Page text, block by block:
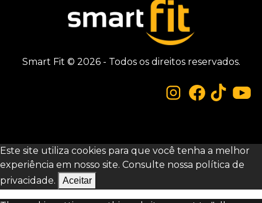
Smart Fit © 2026 - Todos os direitos reservados.
Este site utiliza cookies para que você tenha a melhor
experiência em nosso site. Consulte nossa política de
privacidade.
Aceitar